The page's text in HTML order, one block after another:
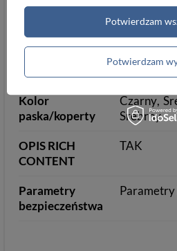
Rich content
Kolor koperty srebrny
Wodoszczelność
Kolor
paska/koperty
Czarny
Srebrny
OPIS RICH
CONTENT
TAK
Parametry
bezpieczeństwa
Parametry
Potwierdzam
Potwierdzam